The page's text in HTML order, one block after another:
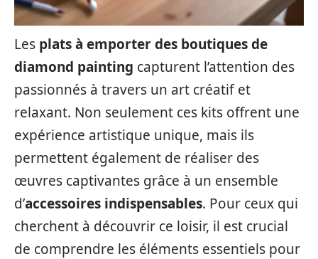
Les plats à emporter des boutiques de
diamond painting capturent l’attention des
passionnés à travers un art créatif et
relaxant. Non seulement ces kits offrent une
expérience artistique unique, mais ils
permettent également de réaliser des
œuvres captivantes grâce à un ensemble
d’accessoires indispensables. Pour ceux qui
cherchent à découvrir ce loisir, il est crucial
de comprendre les éléments essentiels pour